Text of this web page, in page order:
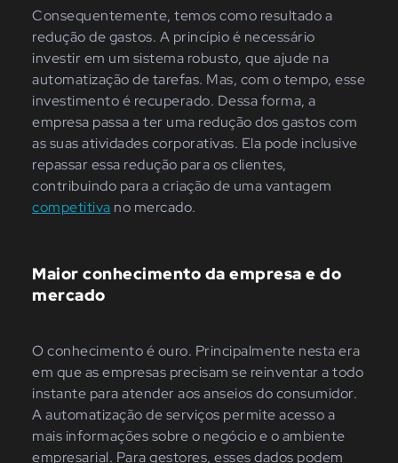
Consequentemente, temos como resultado a
redução de gastos. A princípio é necessário
investir em um sistema robusto, que ajude na
automatização de tarefas. Mas, com o tempo, esse
investimento é recuperado. Dessa forma, a
empresa passa a ter uma redução dos gastos com
as suas atividades corporativas. Ela pode inclusive
repassar essa redução para os clientes,
contribuindo para a criação de uma vantagem
competitiva no mercado.
Maior conhecimento da empresa e do
mercado
O conhecimento é ouro. Principalmente nesta era
em que as empresas precisam se reinventar a todo
instante para atender aos anseios do consumidor.
A automatização de serviços permite acesso a
mais informações sobre o negócio e o ambiente
empresarial. Para gestores, esses dados podem